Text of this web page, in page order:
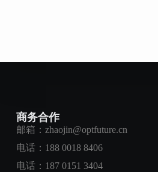
商务合作
邮箱：zhaojin@optfuture.cn
电话：188 0018 8406
电话： 187 0151 3404